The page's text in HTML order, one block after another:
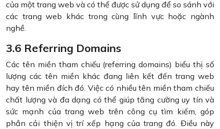
của một trang web và có thể được sử dụng để so sánh với
các trang web khác trong cùng lĩnh vực hoặc ngành
nghề.
3.6 Referring Domains
Các tên miền tham chiếu (referring domains) biểu thị số
lượng các tên miền khác đang liên kết đến trang web
hay tên miền đích đó. Việc có nhiều tên miền tham chiếu
chất lượng và đa dạng có thể giúp tăng cường uy tín và
sức mạnh của trang web trên công cụ tìm kiếm, góp
phần cải thiện vị trí xếp hạng của trang đó. Điều này